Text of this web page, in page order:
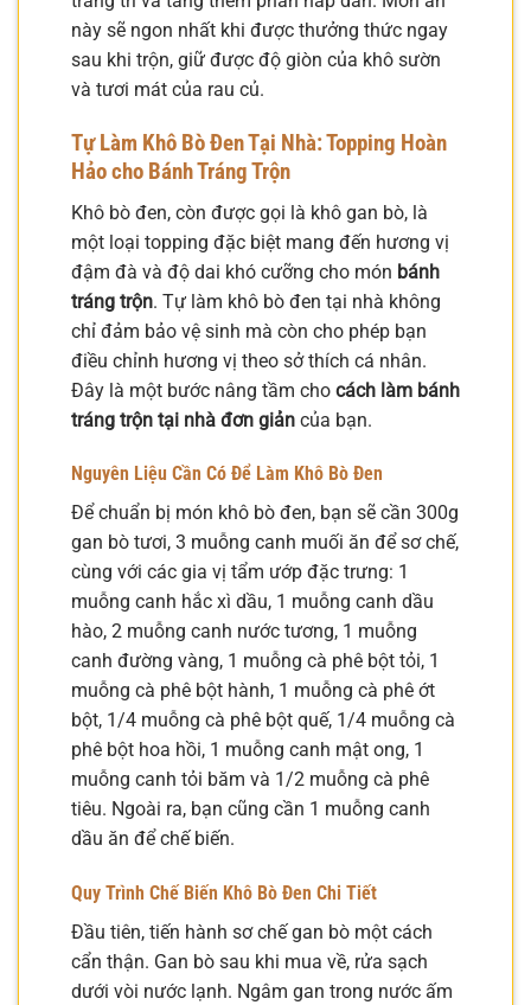
này sẽ ngon nhất khi được thưởng thức ngay
sau khi trộn, giữ được độ giòn của khô sườn
và tươi mát của rau củ.
Tự Làm Khô Bò Đen Tại Nhà: Topping Hoàn
Hảo cho Bánh Tráng Trộn
Khô bò đen, còn được gọi là khô gan bò, là
một loại topping đặc biệt mang đến hương vị
đậm đà và độ dai khó cưỡng cho món bánh
tráng trộn. Tự làm khô bò đen tại nhà không
chỉ đảm bảo vệ sinh mà còn cho phép bạn
điều chỉnh hương vị theo sở thích cá nhân.
Đây là một bước nâng tầm cho cách làm bánh
tráng trộn tại nhà đơn giản của bạn.
Nguyên Liệu Cần Có Để Làm Khô Bò Đen
Để chuẩn bị món khô bò đen, bạn sẽ cần 300g
gan bò tươi, 3 muỗng canh muối ăn để sơ chế,
cùng với các gia vị tẩm ướp đặc trưng: 1
muỗng canh hắc xì dầu, 1 muỗng canh dầu
hào, 2 muỗng canh nước tương, 1 muỗng
canh đường vàng, 1 muỗng cà phê bột tỏi, 1
muỗng cà phê bột hành, 1 muỗng cà phê ớt
bột, 1/4 muỗng cà phê bột quế, 1/4 muỗng cà
phê bột hoa hồi, 1 muỗng canh mật ong, 1
muỗng canh tỏi băm và 1/2 muỗng cà phê
tiêu. Ngoài ra, bạn cũng cần 1 muỗng canh
dầu ăn để chế biến.
Quy Trình Chế Biến Khô Bò Đen Chi Tiết
Đầu tiên, tiến hành sơ chế gan bò một cách
cẩn thận. Gan bò sau khi mua về, rửa sạch
dưới vòi nước lạnh. Ngâm gan trong nước ấm